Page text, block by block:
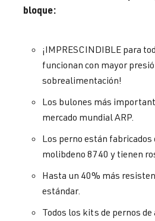
bloque:
¡IMPRESCINDIBLE para
funcionan con mayor
sobrealimentación!
Los bulones más
mercado mundial ARP.
Los perno están fabricados
molibdeno 8740 y tienen
Hasta un 40% más
estándar.
Todos los kits de pernos